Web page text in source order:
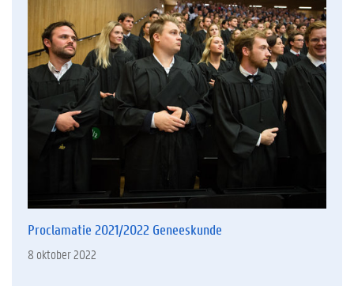
Proclamatie 2021/2022 Geneeskunde
8 oktober 2022